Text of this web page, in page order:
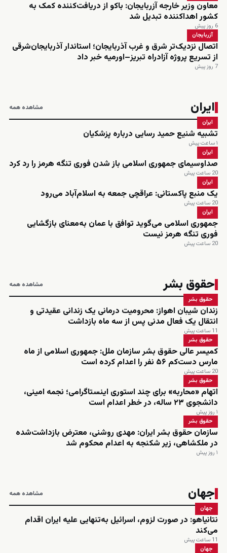
معاون وزیر خارجه آزربایجان: باکو از دریافت‌کننده کمک به
کشور اهداکننده تبدیل شد
6 روز پیش
آزربایجان
اتصال نزدیک‌تر شرق و غرب آذربایجان؛ استاندار آذربایجان‌شرقی
از تسریع پروژه آزادراه تبریز–اورمیه خبر داد
7 روز پیش
ایران مشاهده همه
ایران
تشبیه شنیع حمید رسایی درباره پزشکیان
۱ ساعت پیش
ایران
صداوسیمای جمهوری اسلامی باز شدن فوری تنگه هرمز را رد کرد
20 ساعت پیش
ایران
یک منبع پاکستانی: عراقچی جمعه به اسلام‌آباد می‌رود
20 ساعت پیش
ایران
جمهوری اسلامی می‌گوید توافق با عمان به‌معنای بازگشایی
فوری تنگه هرمز نیست
20 ساعت پیش
حقوق بشر مشاهده همه
حقوق بشر
زندان شیبان اهواز: محرومیت درمانی یک زندانی عقیدتی و
انتقال یک فعال مدنی پس از سه ماه بازداشت
11 ساعت پیش
حقوق بشر
کمیسر عالی حقوق بشر سازمان ملل: جمهوری اسلامی از ماه
مارس دست‌کم ۵۶ نفر را اعدام کرده است
20 ساعت پیش
حقوق بشر
اتهام «محاربه» برای چند استوری اینستاگرامی؛ نجمه امینی،
دانشجوی ۲۳ ساله، در خطر اعدام است
۱ روز پیش
حقوق بشر
سازمان حقوق بشر ایران: مهدی روشنی، معترض بازداشت‌شده
در ملکشاهی، زیر شکنجه به اعدام محکوم شد
۱ روز پیش
جهان مشاهده همه
جهان
نتانیاهو: در صورت لزوم، اسرائیل به‌تنهایی علیه ایران اقدام
می‌کند
11 ساعت پیش
جهان